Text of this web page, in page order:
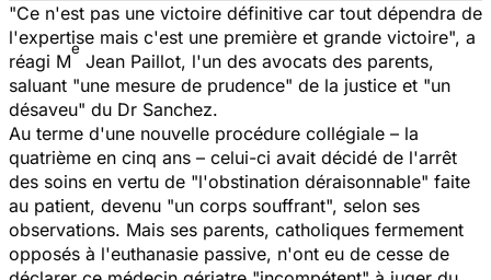
"Ce n'est pas une victoire définitive car tout dépendra de
l'expertise mais c'est une première et grande victoire", a
réagi M
e
Jean Paillot, l'un des avocats des parents,
saluant "une mesure de prudence" de la justice et "un
désaveu" du Dr Sanchez.
Au terme d'une nouvelle procédure collégiale – la
quatrième en cinq ans – celui-ci avait décidé de l'arrêt
des soins en vertu de "l'obstination déraisonnable" faite
au patient, devenu "un corps souffrant", selon ses
observations. Mais ses parents, catholiques fermement
opposés à l'euthanasie passive, n'ont eu de cesse de